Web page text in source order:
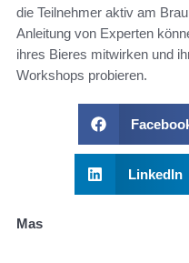
die Teilnehmer aktiv am
Anleitung von Experten
ihres Bieres mitwirken und
Workshops probieren.
LinkedIn
Mas